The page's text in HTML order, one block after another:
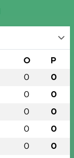
O P
0 0
0 0
0 0
0 0
0 0